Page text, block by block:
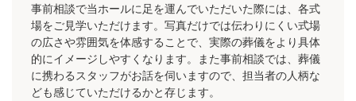
事前相談で当ホールに足を運んでいただいた際には、各式
場をご見学いただけます。写真だけでは伝わりにくい式場
の広さや雰囲気を体感することで、実際の葬儀をより具体
的にイメージしやすくなります。また事前相談では、葬儀
に携わるスタッフがお話を伺いますので、担当者の人柄な
ども感じていただけるかと存じます。